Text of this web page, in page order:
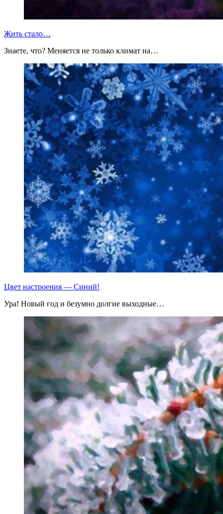
Жить стало…
Знаете, что? Меняется не только климат на…
Цвет настроения — Синий!
Ура! Новый год и безумно долгие выходные…